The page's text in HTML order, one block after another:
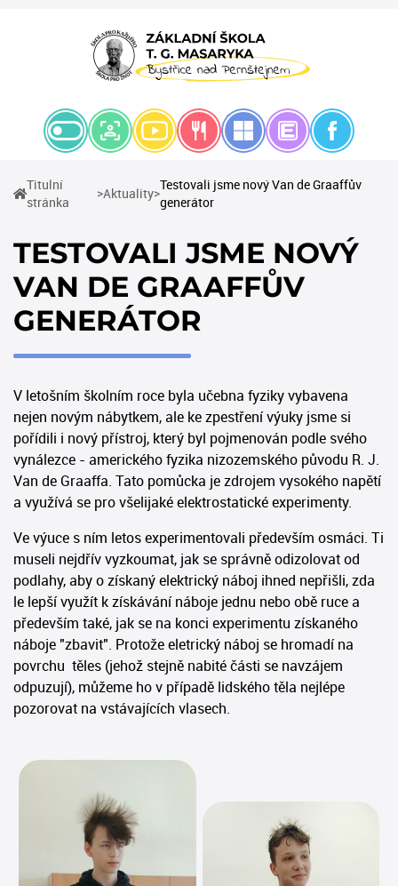
Titulní
stránka (current)Aktuality(current)
Testovali jsme nový Van de Graaffův
generátor
TESTOVALI JSME NOVÝ
VAN DE GRAAFFŮV
GENERÁTOR
V letošním školním roce byla učebna fyziky vybavena
nejen novým nábytkem, ale ke zpestření výuky jsme si
pořídili i nový přístroj, který byl pojmenován podle svého
vynálezce - amerického fyzika nizozemského původu R. J.
Van de Graaffa. Tato pomůcka je zdrojem vysokého napětí
a využívá se pro všelijaké elektrostatické experimenty.
Ve výuce s ním letos experimentovali především osmáci. Ti
museli nejdřív vyzkoumat, jak se správně odizolovat od
podlahy, aby o získaný elektrický náboj ihned nepřišli, zda
le lepší využít k získávání náboje jednu nebo obě ruce a
především také, jak se na konci experimentu získaného
náboje "zbavit". Protože eletrický náboj se hromadí na
povrchu těles (jehož stejně nabité části se navzájem
odpuzují), můžeme ho v případě lidského těla nejlépe
pozorovat na vstávajících vlasech.